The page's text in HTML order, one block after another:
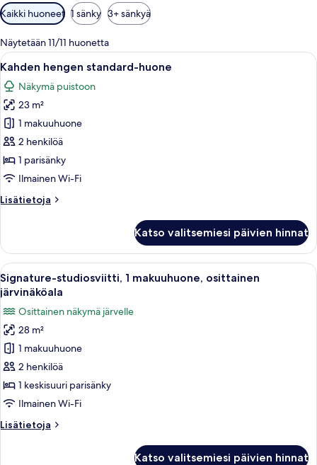
Huoneille
saatavilla
olevia
suodattimia
Kaikki huoneet 1 sänky 3+ sänkyä
Näytetään 11/11 huonetta
Avaa
kaikki
huonetyypin
Kahden
hengen
standard-
huone
kuvat
Tunnelmallinen makuuhuone, jossa
6
Kahden hengen standard-huone
Näkymä puistoon
23 m²
1 makuuhuone
2 henkilöä
1 parisänky
Ilmainen Wi-Fi
Lisätietoja
Lisätietoja
standard-
huone
Katso valitsemiesi päivien hinnat
Avaa
kaikki
huonetyypin
Signature-
studiosviitti,
makuuhuone,
osittainen
järvinäköala
Puinen mökki, jossa on suuri
7
Signature-studiosviitti, 1 makuuhuone, osittainen
järvinäköala
Osittainen näkymä järvelle
28 m²
1 makuuhuone
2 henkilöä
1 keskisuuri parisänky
Ilmainen Wi-Fi
Lisätietoja
Lisätietoja
Katso valitsemiesi päivien hinnat